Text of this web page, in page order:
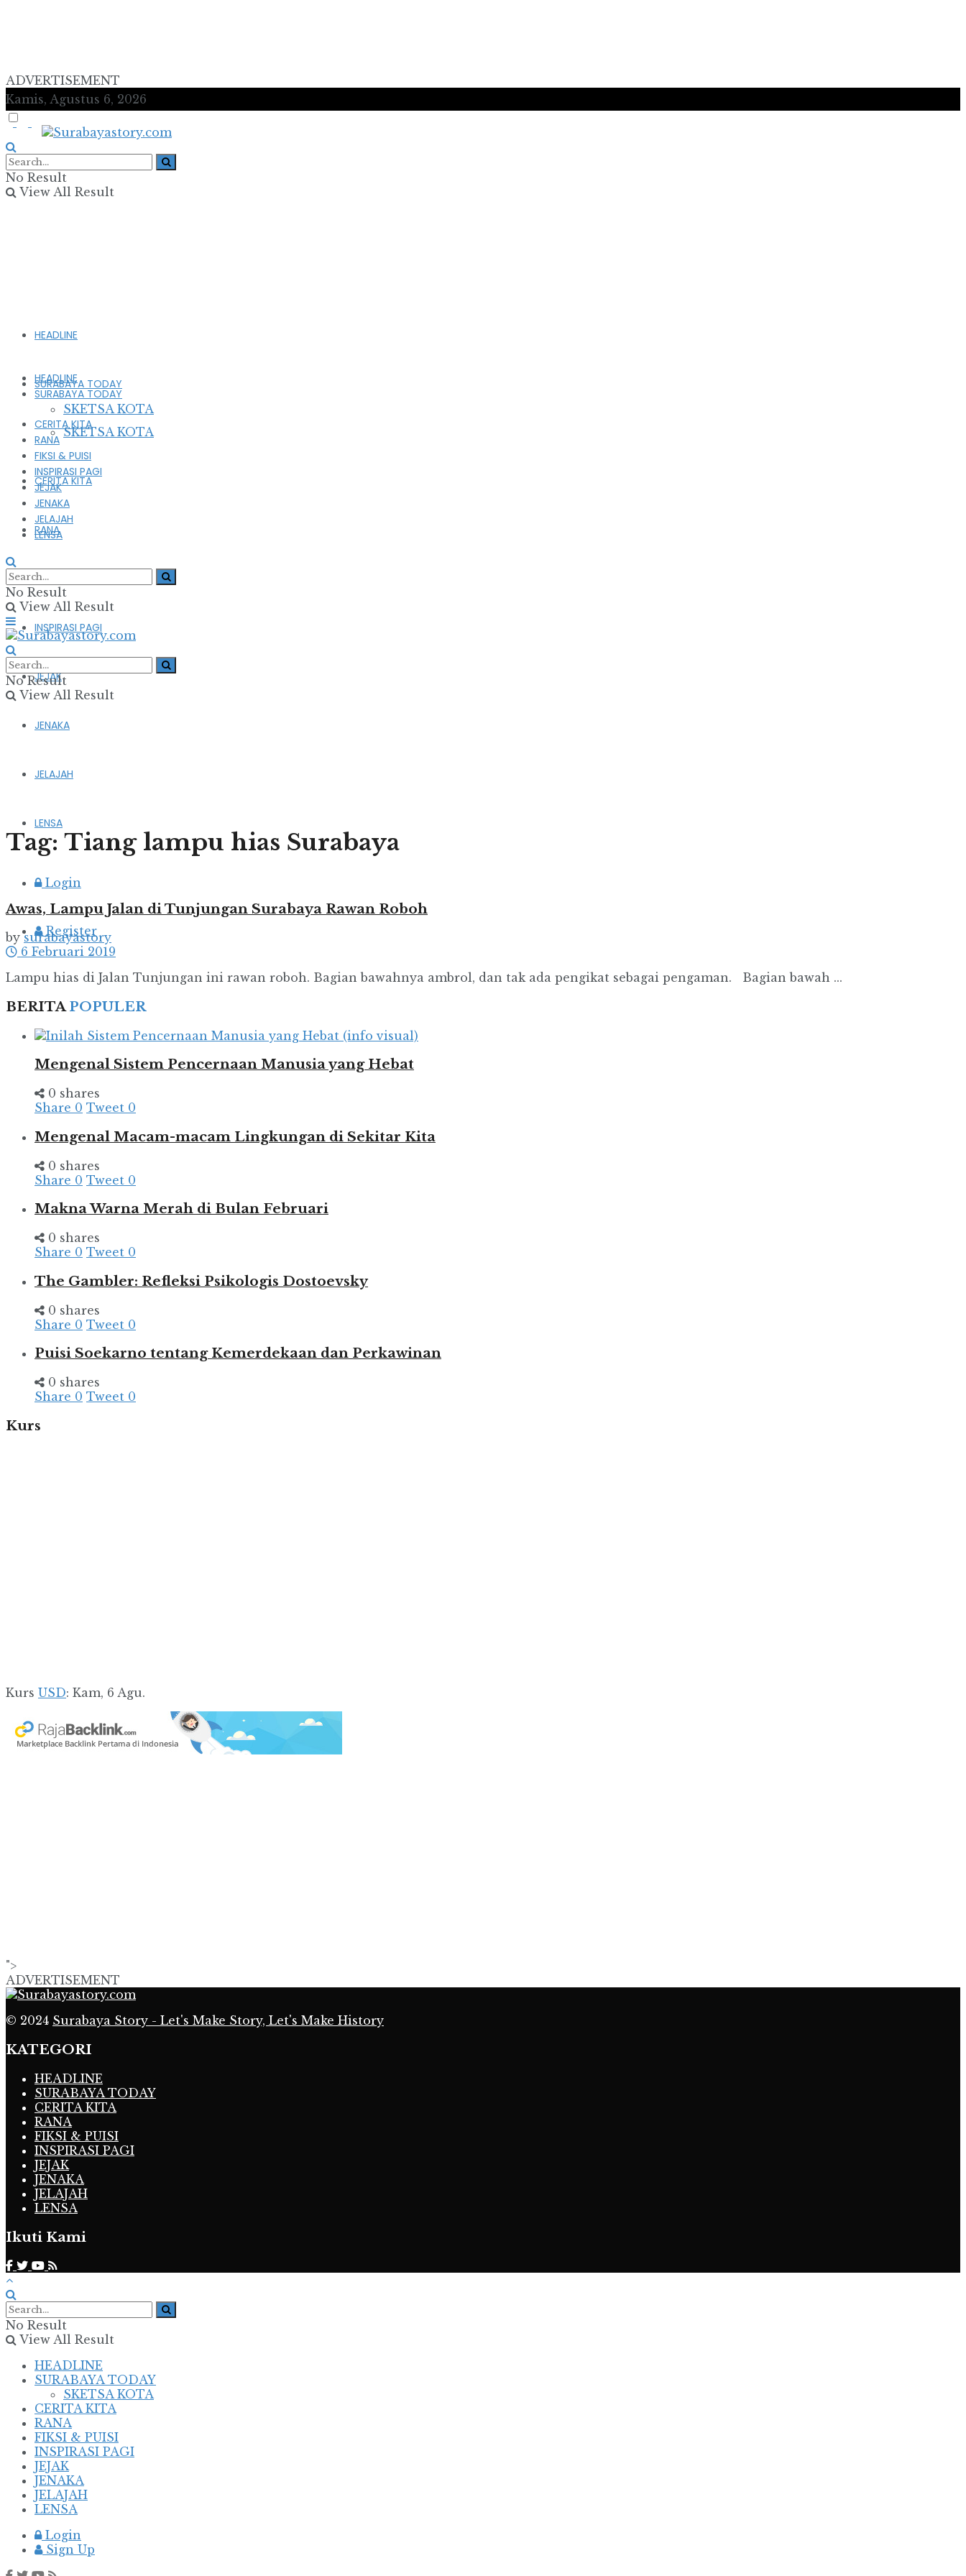
ADVERTISEMENT
Kamis, Agustus 6, 2026
No Result
View All Result
HEADLINE
SURABAYA TODAY
SKETSA KOTA
CERITA KITA
RANA
FIKSI & PUISI
INSPIRASI PAGI
JEJAK
JENAKA
JELAJAH
LENSA
Login
Register
HEADLINE
SURABAYA TODAY
SKETSA KOTA
CERITA KITA
RANA
FIKSI & PUISI
INSPIRASI PAGI
JEJAK
JENAKA
JELAJAH
LENSA
No Result
View All Result
No Result
View All Result
Tag: Tiang lampu hias Surabaya
Awas, Lampu Jalan di Tunjungan Surabaya Rawan Roboh
by surabayastory
6 Februari 2019
Lampu hias di Jalan Tunjungan ini rawan roboh. Bagian bawahnya ambrol, dan tak ada pengikat sebagai pengaman. Bagian bawah ...
BERITAPOPULER
Mengenal Sistem Pencernaan Manusia yang Hebat
0 shares
Share 0 Tweet 0
Mengenal Macam-macam Lingkungan di Sekitar Kita
0 shares
Share 0 Tweet 0
Makna Warna Merah di Bulan Februari
0 shares
Share 0 Tweet 0
The Gambler: Refleksi Psikologis Dostoevsky
0 shares
Share 0 Tweet 0
Puisi Soekarno tentang Kemerdekaan dan Perkawinan
0 shares
Share 0 Tweet 0
Kurs
Kurs USD: Kam, 6 Agu.
">
ADVERTISEMENT
© 2024 Surabaya Story - Let's Make Story, Let's Make History
KATEGORI
HEADLINE
SURABAYA TODAY
CERITA KITA
RANA
FIKSI & PUISI
INSPIRASI PAGI
JEJAK
JENAKA
JELAJAH
LENSA
Ikuti Kami
No Result
View All Result
HEADLINE
SURABAYA TODAY
SKETSA KOTA
CERITA KITA
RANA
FIKSI & PUISI
INSPIRASI PAGI
JEJAK
JENAKA
JELAJAH
LENSA
Login
Sign Up